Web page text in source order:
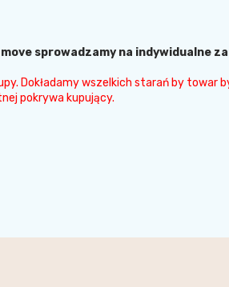
move sprowadzamy na indywidualne
Dokładamy wszelkich starań by
pokrywa kupujący.